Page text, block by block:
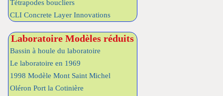
Tétrapodes boucliers
CLI Concrete Layer Innovations
Laboratoire Modèles réduits
Bassin à houle du laboratoire
Le laboratoire en 1969
1998 Modèle Mont Saint Michel
Oléron Port la Cotinière